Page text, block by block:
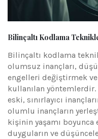
Bilinçaltı Kodlama
Bilinçaltı kodlama
olumsuz inançları,
engelleri değiştirmek
kullanılan
eski, sınırlayıcı
olumlu inançların
kişinin yaşamı
duyguların ve